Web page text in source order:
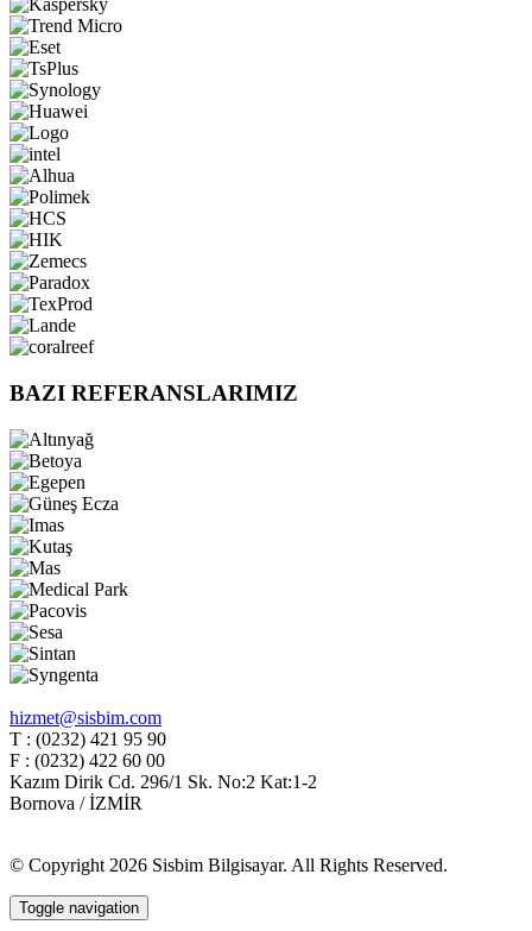
BAZI REFERANSLARIMIZ
hizmet@sisbim.com
T : (0232) 421 95 90
F : (0232) 422 60 00
Kazım Dirik Cd. 296/1 Sk. No:2 Kat:1-2
Bornova / İZMİR
© Copyright 2026 Sisbim Bilgisayar. All Rights Reserved.
Toggle navigation